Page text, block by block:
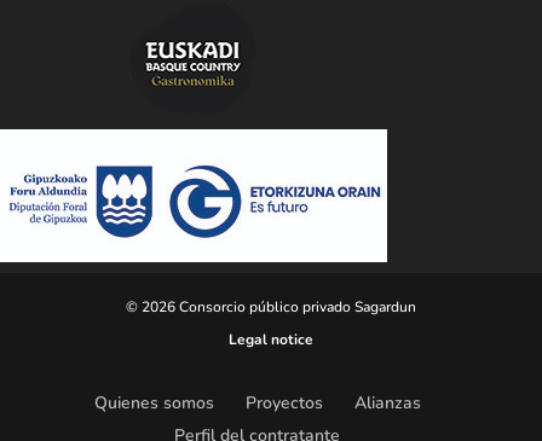
© 2026 Consorcio público privado Sagardun
Legal notice
Quienes somos Proyectos
Alianzas
Perfil del contratante